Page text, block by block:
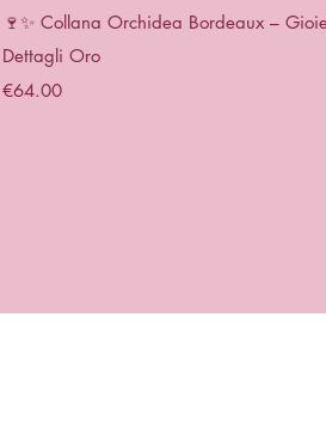
Quick View
🍷✨ Collana Orchidea Bordeaux –
Dettagli Oro
Price
€64.00